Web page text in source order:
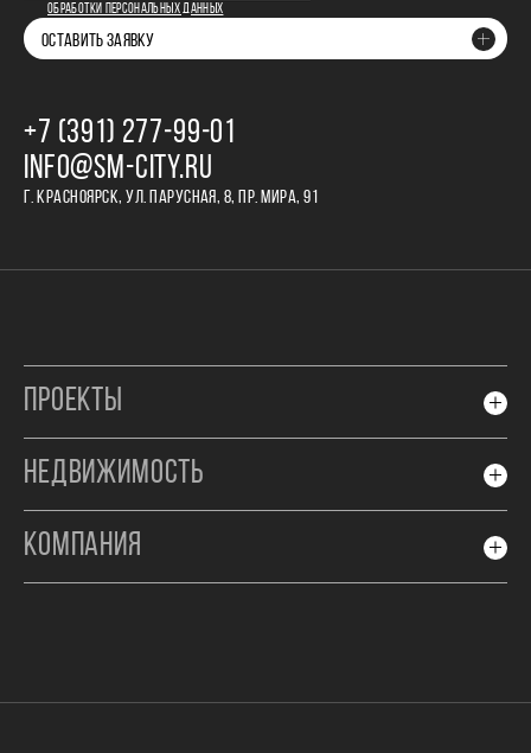
ОБРАБОТКИ ПЕРСОНАЛЬНЫХ ДАННЫХ
ОСТАВИТЬ ЗАЯВКУ
+7 (391) 277‒99‒01
INFO@SM-CITY.RU
Г. КРАСНОЯРСК, УЛ. ПАРУСНАЯ, 8, ПР. МИРА, 91
ПРОЕКТЫ
НЕДВИЖИМОСТЬ
КОМПАНИЯ